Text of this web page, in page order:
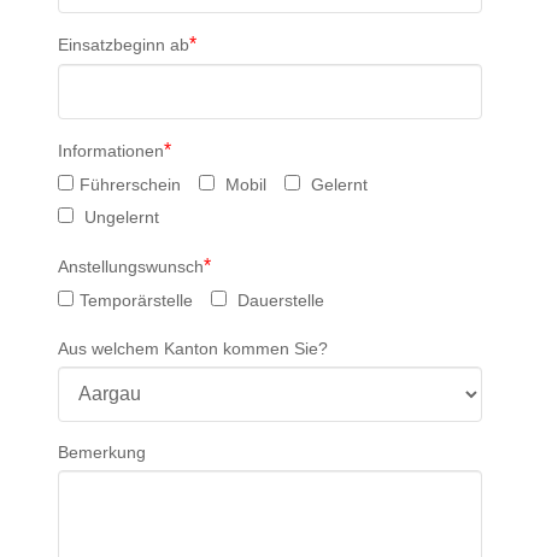
Einsatzbeginn ab*
Informationen*
Führerschein Mobil
Gelernt
Ungelernt
Anstellungswunsch*
Temporärstelle Dauerstelle
Aus welchem Kanton kommen Sie?
Bemerkung